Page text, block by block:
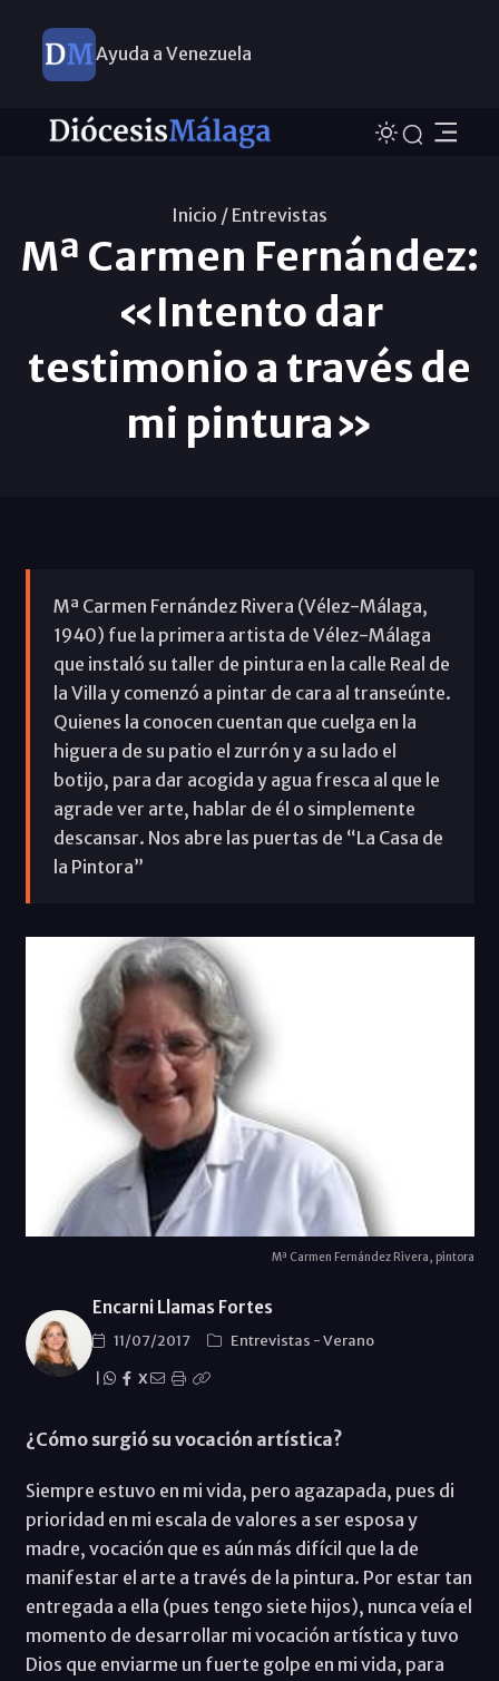
Ayuda a Venezuela
Inicio / Entrevistas
Mª Carmen Fernández:
«Intento dar
testimonio a través de
mi pintura»
Mª Carmen Fernández Rivera (Vélez-Málaga,
1940) fue la primera artista de Vélez-Málaga
que instaló su taller de pintura en la calle Real de
la Villa y comenzó a pintar de cara al transeúnte.
Quienes la conocen cuentan que cuelga en la
higuera de su patio el zurrón y a su lado el
botijo, para dar acogida y agua fresca al que le
agrade ver arte, hablar de él o simplemente
descansar. Nos abre las puertas de “La Casa de
la Pintora”
Mª Carmen Fernández Rivera, pintora
Encarni Llamas Fortes
11/07/2017 Entrevistas -Verano
X
¿Cómo surgió su vocación artística?
Siempre estuvo en mi vida, pero agazapada, pues di
prioridad en mi escala de valores a ser esposa y
madre, vocación que es aún más difícil que la de
manifestar el arte a través de la pintura. Por estar tan
entregada a ella (pues tengo siete hijos), nunca veía el
momento de desarrollar mi vocación artística y tuvo
Dios que enviarme un fuerte golpe en mi vida, para